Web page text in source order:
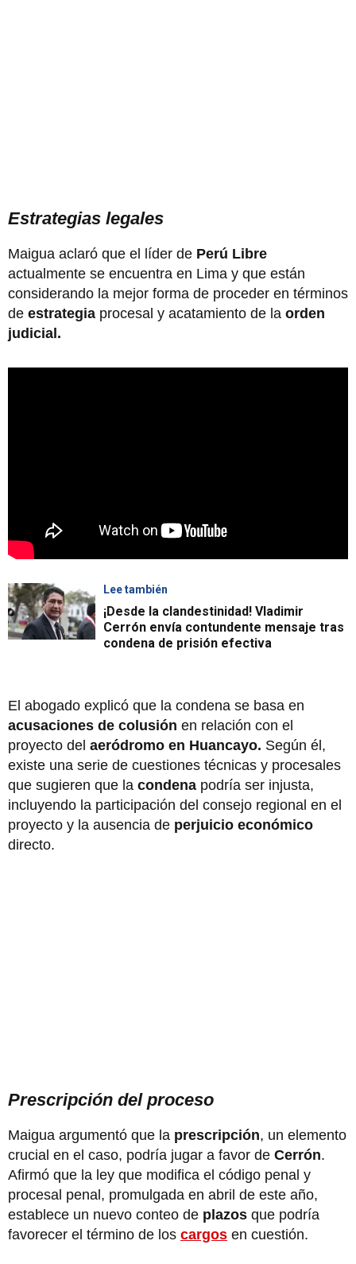
Estrategias legales
Maigua aclaró que el líder de Perú Libre
actualmente se encuentra en Lima y que están
considerando la mejor forma de proceder en términos
de estrategia procesal y acatamiento de la orden
judicial.
Lee también
¡Desde la clandestinidad! Vladimir
Cerrón envía contundente mensaje tras
condena de prisión efectiva
El abogado explicó que la condena se basa en
acusaciones de colusión en relación con el
proyecto del aeródromo en Huancayo. Según él,
existe una serie de cuestiones técnicas y procesales
que sugieren que la condena podría ser injusta,
incluyendo la participación del consejo regional en el
proyecto y la ausencia de perjuicio económico
directo.
Prescripción del proceso
Maigua argumentó que la prescripción, un elemento
crucial en el caso, podría jugar a favor de Cerrón.
Afirmó que la ley que modifica el código penal y
procesal penal, promulgada en abril de este año,
establece un nuevo conteo de plazos que podría
favorecer el término de los cargos en cuestión.